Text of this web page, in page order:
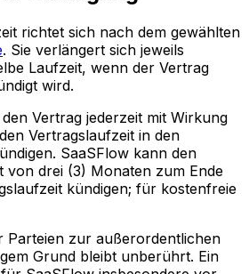
richtet sich nach dem gewählten
. Sie verlängert sich jeweils
Laufzeit, wenn der Vertrag
wird.
Vertrag jederzeit mit Wirkung
Vertragslaufzeit in den
SaaSFlow kann den
von drei (3) Monaten zum Ende
kündigen; für kostenfreie
Parteien zur außerordentlichen
Grund bleibt unberührt. Ein